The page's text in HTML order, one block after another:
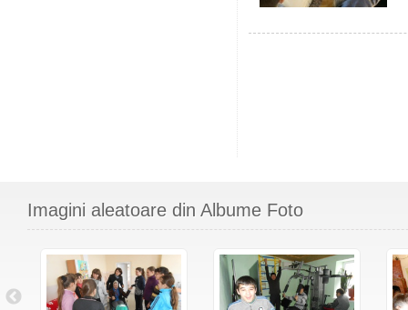
Imagini aleatoare din Albume Foto